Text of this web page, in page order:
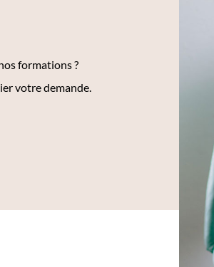
formations ?
votre demande.